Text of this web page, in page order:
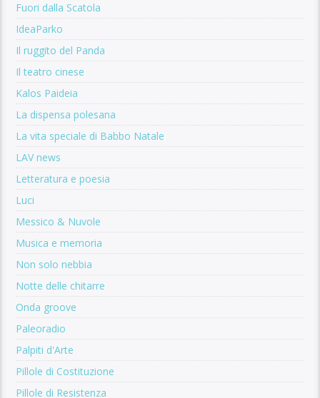
Fuori dalla Scatola
IdeaParko
Il ruggito del Panda
Il teatro cinese
Kalos Paideia
La dispensa polesana
La vita speciale di Babbo Natale
LAV news
Letteratura e poesia
Luci
Messico & Nuvole
Musica e memoria
Non solo nebbia
Notte delle chitarre
Onda groove
Paleoradio
Palpiti d'Arte
Pillole di Costituzione
Pillole di Resistenza